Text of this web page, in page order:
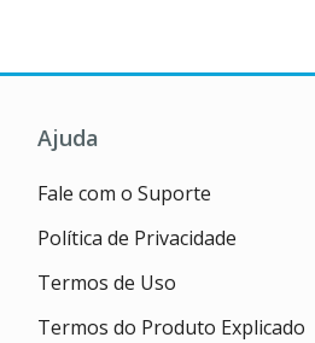
Ajuda
Fale com o Suporte
Política de Privacidade
Termos de Uso
Termos do Produto Explicado